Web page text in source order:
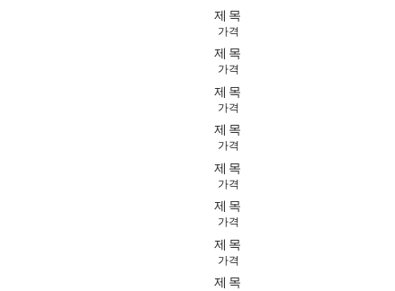
제목
가격
제목
가격
제목
가격
제목
가격
제목
가격
제목
가격
제목
가격
제목